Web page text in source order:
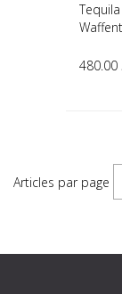
480.00
Articles par page